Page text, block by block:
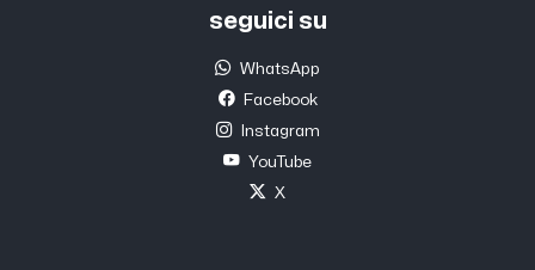
seguici su
WhatsApp
Facebook
Instagram
YouTube
X